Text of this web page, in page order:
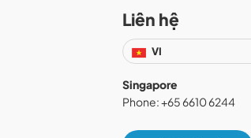
Liên hệ
VI
Singapore
Phone: +65 6610 6244